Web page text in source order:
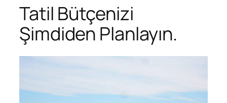
Tatil Bütçenizi
Şimdiden Planlayın.